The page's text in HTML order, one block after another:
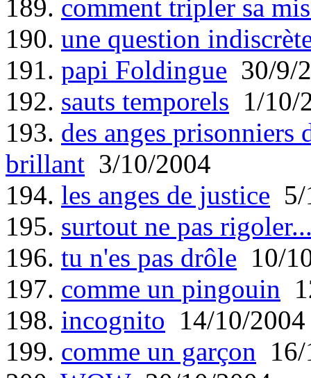
189. comment tripler sa
190. une question
191. papi Foldingue 30/9/
192. sauts temporels 1/10/
193. des anges prisonniers
brillant 3/10/2004
194. les anges de justice
195. surtout ne pas
196. tu n'es pas drôle 10/
197. comme un pingouin
198. incognito 14/10/2004
199. comme un garçon